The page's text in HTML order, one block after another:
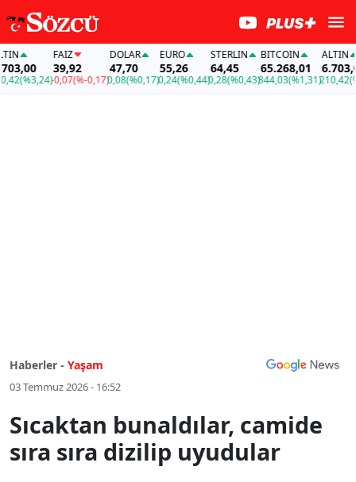
(%3,24)
FAİZ
39,92
-0,07(%-0,17)
DOLAR
47,70
0,08(%0,17)
EURO
55,26
0,24(%0,44)
STERLIN
64,45
0,28(%0,43)
BITCOIN
65.268,01
844,03(%1,31)
ALTIN
6.703,00
210,42
Haberler - Yaşam
03 Temmuz 2026 - 16:52
Sıcaktan bunaldılar, camide
sıra sıra dizilip uyudular